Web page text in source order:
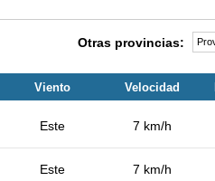
Otras provincias:
Viento Velocidad
Este 7 km/h
Este 7 km/h